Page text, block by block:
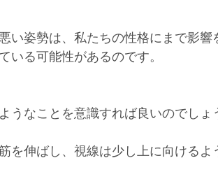
い姿勢は、私たちの性格にまで影
いる可能性があるのです。
うなことを意識すれば良いのでしょ
を伸ばし、視線は少し上に向けるよ